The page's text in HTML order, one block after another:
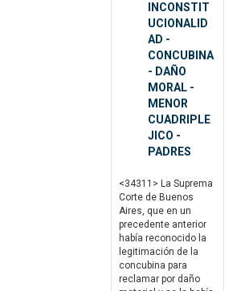
INCONSTIT
UCIONALID
AD -
CONCUBINA
- DAÑO
MORAL -
MENOR
CUADRIPLE
JICO -
PADRES
<34311> La Suprema
Corte de Buenos
Aires, que en un
precedente anterior
había reconocido la
legitimación de la
concubina para
reclamar por daño